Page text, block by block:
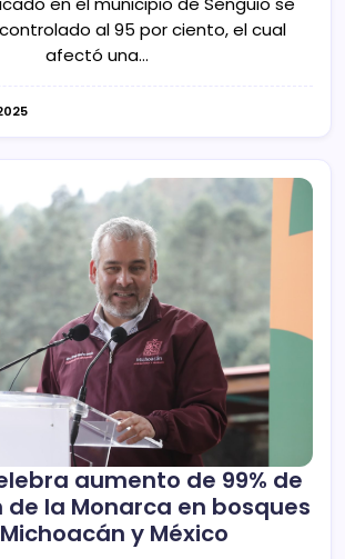
al 95 por ciento, el cual
afectó una…
aumento de 99% de
la Monarca en bosques
y México